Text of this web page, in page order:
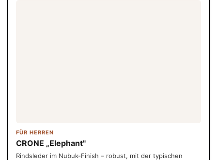
FÜR HERREN
CRONE „Elephant"
Rindsleder im Nubuk-Finish – robust, mit der typischen